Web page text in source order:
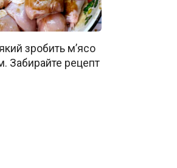
зробить м’ясо
Забирайте рецепт